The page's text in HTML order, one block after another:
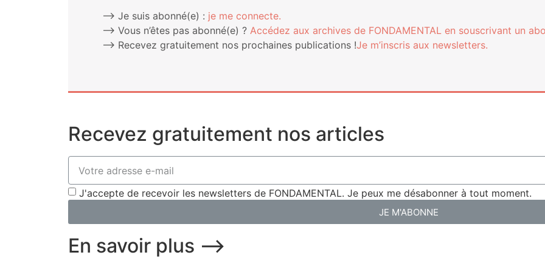
⟶ Je suis abonné(e) : je me connecte.
⟶ Vous n’êtes pas abonné(e) ? Accé­dez aux archives de FONDAMENTAL en sous­cri­vant un
⟶ Rece­vez gra­tui­te­ment nos pro­chaines publi­ca­tions !Je m’ins­cris aux newsletters.
Recevez gratuitement nos articles
J'accepte de recevoir les newsletters de FONDAMENTAL. Je peux me désabonner à tout moment.
JE M'ABONNE
En savoir plus ⟶